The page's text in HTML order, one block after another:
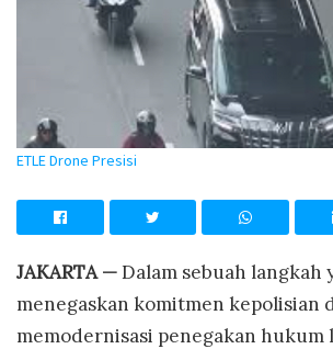
ETLE Drone Presisi
JAKARTA —Dalam sebuah langkah
menegaskan komitmen kepolisian
memodernisasi penegakan hukum